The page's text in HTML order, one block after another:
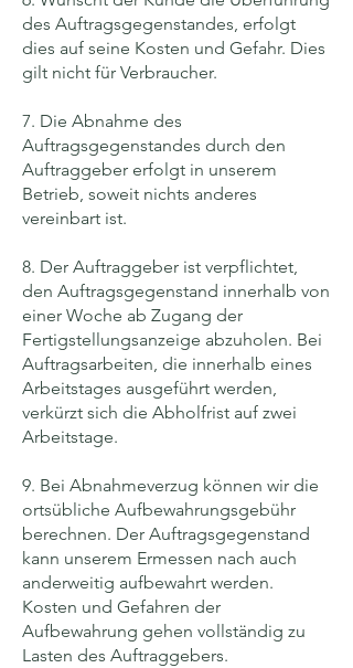
des Auftragsgegenstandes, erfolgt
dies auf seine Kosten und Gefahr. Dies
gilt nicht für Verbraucher.
7. Die Abnahme des
Auftragsgegenstandes durch den
Auftraggeber erfolgt in unserem
Betrieb, soweit nichts anderes
vereinbart ist.
8. Der Auftraggeber ist verpflichtet,
den Auftragsgegenstand innerhalb von
einer Woche ab Zugang der
Fertigstellungsanzeige abzuholen. Bei
Auftragsarbeiten, die innerhalb eines
Arbeitstages ausgeführt werden,
verkürzt sich die Abholfrist auf zwei
Arbeitstage.
9. Bei Abnahmeverzug können wir die
ortsübliche Aufbewahrungsgebühr
berechnen. Der Auftragsgegenstand
kann unserem Ermessen nach auch
anderweitig aufbewahrt werden.
Kosten und Gefahren der
Aufbewahrung gehen vollständig zu
Lasten des Auftraggebers.